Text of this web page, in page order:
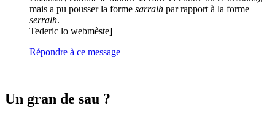
mais a pu pousser la forme sarralh par rapport à la forme
serralh.
Tederic lo webmèste]
Répondre à ce message
Un gran de sau ?